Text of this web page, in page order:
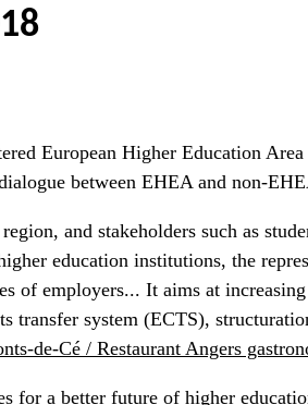
European Higher Education
between EHEA and non-
and stakeholders such as
education institutions, the
of employers... It aims at
transfer system (ECTS),
de-Cé / Restaurant Angers
for a better future of higher